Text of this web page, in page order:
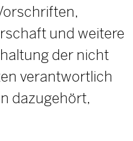
und weitere
der nicht
verantwortlich
dazugehört,